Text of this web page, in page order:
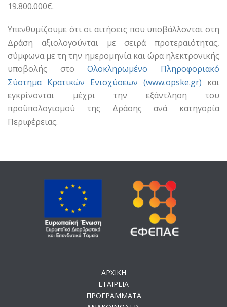
19.800.000€.
Υπενθυμίζουμε ότι οι αιτήσεις που υποβάλλονται στη
Δράση αξιολογούνται με σειρά προτεραιότητας,
σύμφωνα με τη την ημερομηνία και ώρα ηλεκτρονικής
υποβολής στο
Ολοκληρωμένο Πληροφοριακό
Σύστημα Κρατικών Ενισχύσεων (www.opske.gr) και
εγκρίνονται μέχρι την εξάντληση του
προϋπολογισμού της Δράσης ανά κατηγορία
Περιφέρειας.
ΑΡΧΙΚΗ
ΕΤΑΙΡΕΙΑ
ΠΡΟΓΡΑΜΜΑΤΑ